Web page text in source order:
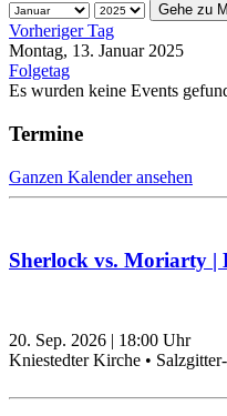
Gehe zu
Vorheriger Tag
Montag, 13. Januar 2025
Folgetag
Es wurden keine Events
Termine
Ganzen Kalender ansehen
Sherlock vs. Moriarty |
20. Sep. 2026 | 18:00 Uhr
Kniestedter Kirche •